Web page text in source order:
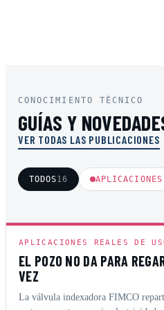
CONOCIMIENTO TÉCNICO
GUÍAS Y
VER TODAS LAS PUBLICACIONES
TODOS16
APLICACIONES REALES DE
EL POZO NO DA PARA
VEZ
La válvula indexadora FIMCO